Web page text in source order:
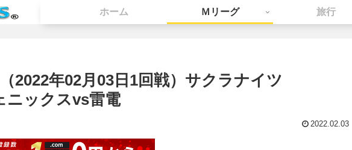
ホーム Ｍリーグ 旅行
2022年02月03日1回戦）サクラナイツ
ニックスvs雷電
2022.02.03